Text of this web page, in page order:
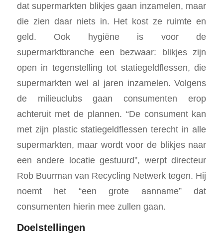
dat supermarkten blikjes gaan inzamelen, maar
die zien daar niets in. Het kost ze ruimte en
geld. Ook hygiëne is voor de
supermarktbranche een bezwaar: blikjes zijn
open in tegenstelling tot statiegeldflessen, die
supermarkten wel al jaren inzamelen. Volgens
de milieuclubs gaan consumenten erop
achteruit met de plannen. “De consument kan
met zijn plastic statiegeldflessen terecht in alle
supermarkten, maar wordt voor de blikjes naar
een andere locatie gestuurd”, werpt directeur
Rob Buurman van Recycling Netwerk tegen. Hij
noemt het “een grote aanname” dat
consumenten hierin mee zullen gaan.
Doelstellingen